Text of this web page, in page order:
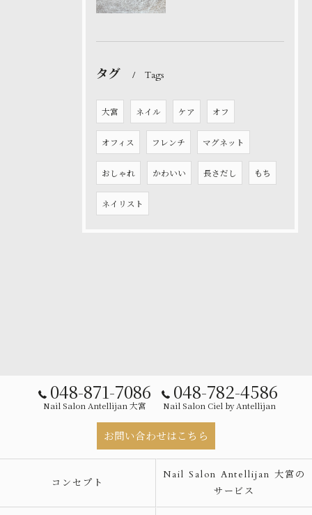
タグ Tags
大宮 ネイル ケア オフ
オフィス フレンチ マグネット
おしゃれ かわいい 長さだし もち
ネイリスト
048-871-7086
Nail Salon Antellijan 大宮
048-782-4586
Nail Salon Ciel by Antellijan
お問い合わせはこちら
コンセプト
Nail Salon Antellijan 大宮の
サービス